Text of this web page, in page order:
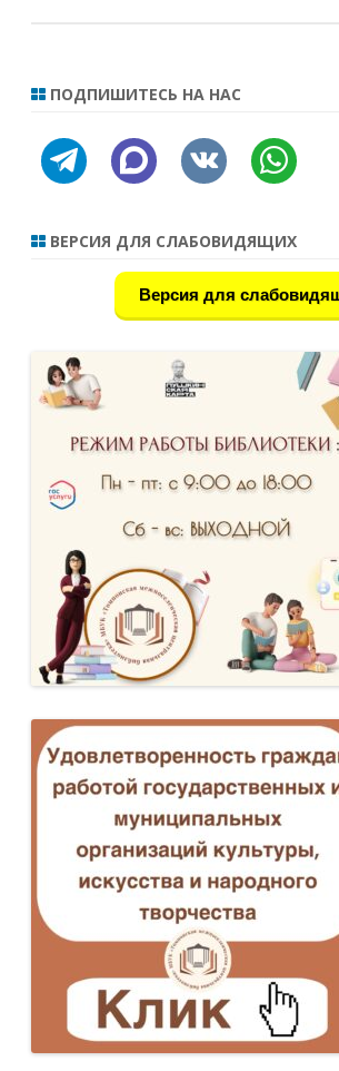
ПОДПИШИТЕСЬ НА НАС
telegram discourse vkontakte whatsapp
ВЕРСИЯ ДЛЯ СЛАБОВИДЯЩИХ
Версия для